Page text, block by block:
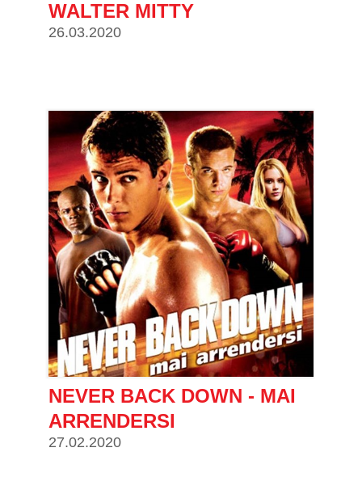
WALTER MITTY
26.03.2020
NEVER BACK DOWN - MAI
ARRENDERSI
27.02.2020